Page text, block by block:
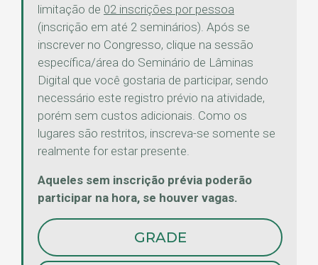
limitação de 02 inscrições por pessoa
(inscrição em até 2 seminários). Após se
inscrever no Congresso, clique na sessão
específica/área do Seminário de Lâminas
Digital que você gostaria de participar, sendo
necessário este registro prévio na atividade,
porém sem custos adicionais. Como os
lugares são restritos, inscreva-se somente se
realmente for estar presente.
Aqueles sem inscrição prévia poderão
participar na hora, se houver vagas.
GRADE